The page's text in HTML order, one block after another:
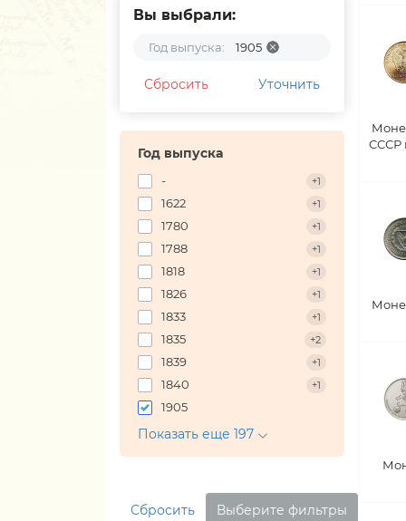
Вы выбрали:
Год выпуска: 1905
Сбросить Уточнить
Год выпуска
- +1
1622 +1
1780 +1
1788 +1
1818 +1
1826 +1
1833 +1
1835 +2
1839 +1
1840 +1
1905
Показать еще 197
Сбросить Выберите фильтры
СССР